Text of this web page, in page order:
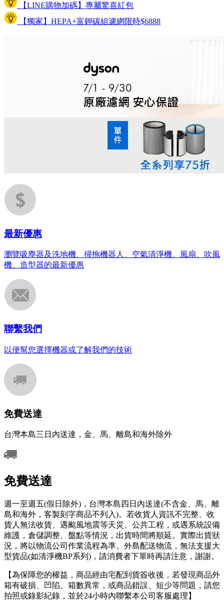
【LINE購物加碼】專屬驚喜紅包
【獨家】HEPA+富鉀碳組濾網限時$6888
最新優惠
瀏覽吸塵器及洗地機、掃拖機器人、空氣清淨機、風扇、吹風
機、造型器的最新優惠
聯繫我們
以便幫您選擇機器或了解我們的技術
免費送達
台灣本島三日內送達，金、馬、離島和海外除外
免費送達
週一至週五(假日除外)，台灣本島四日內送達(不含金、馬、離
島和海外，客製刻字商品不列入)。若收貨人資訊不完整、收
貨人無法收貨、遇颱風地震等天災、公共工程，或遇系統設備
維護，倉儲調整、盤點等情況，出貨時間將順延。實際出貨狀
況，將以物流公司作業流程為準。外島配送物流，無法支援大
型貨品(如清淨機BP系列)，請消費者下單時再請注意，謝謝。
【為保障您的權益，商品經由宅配到貨簽收後，若發現商品外
箱有破損、凹陷、箱數異常，或商品錯誤、短少等問題，請您
拍照或錄影紀錄，並於24小時內聯繫本公司客服處理】